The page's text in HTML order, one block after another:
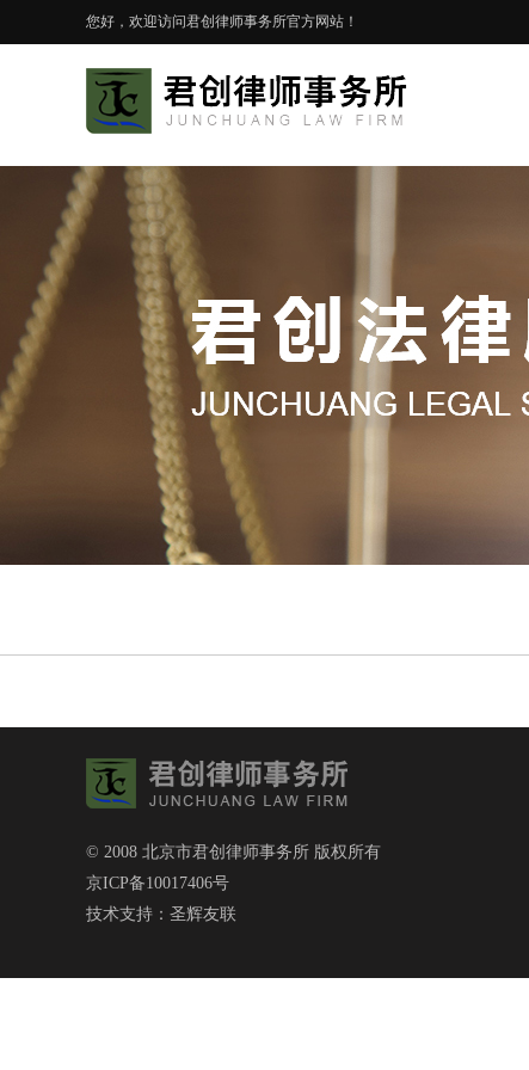
您好，欢迎访问君创律师事务所官方网站！
© 2008 北京市君创律师事务所 版权所有
京ICP备10017406号
技术支持： 圣辉友联